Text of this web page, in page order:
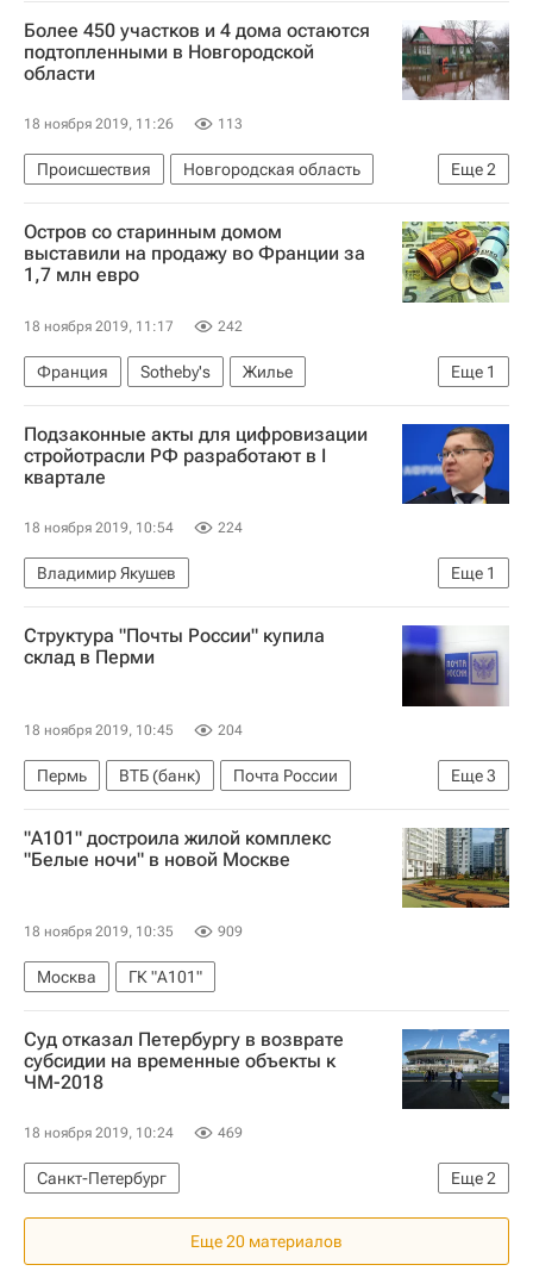
Более 450 участков и 4 дома остаются
подтопленными в Новгородской
области
18 ноября 2019, 11:26 113
Еще2
Происшествия
Новгородская область
МЧС России (Министерство РФ по делам гражданской обороны, чрезвычайным ситуациям и ликвидации последствий стихийных бедствий)
Жилье
Остров со старинным домом
выставили на продажу во Франции за
1,7 млн евро
18 ноября 2019, 11:17 242
Еще 1
Франция Sotheby's
Жилье
Недвижимость
Подзаконные акты для цифровизации
стройотрасли РФ разработают в I
квартале
18 ноября 2019, 10:54 224
Еще 1
Владимир Якушев
Министерство строительства и жилищно-коммунального хозяйства РФ (Минстрой России)
Структура "Почты России" купила
склад в Перми
18 ноября 2019, 10:45 204
Еще3
Пермь ВТБ (банк)
Почта России
Коммерческая недвижимость
Склады
Логистика
"А101" достроила жилой комплекс
"Белые ночи" в новой Москве
18 ноября 2019, 10:35 909
Москва ГК "А101"
Суд отказал Петербургу в возврате
субсидии на временные объекты к
ЧМ-2018
18 ноября 2019, 10:24 469
Еще2
Санкт-Петербург
Арбитражный суд Санкт-Петербурга и Ленинградской области
Еще 20 материалов